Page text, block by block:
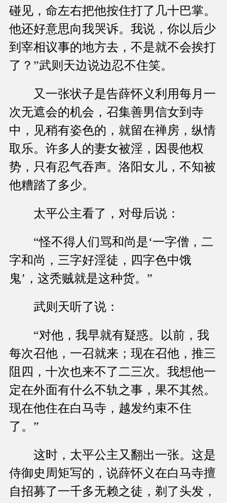
碰见，命左右把他按住打了几十巴掌。
他还好意思向我哭诉。我说，你以后少
到宰相议事的地方去，不是就不会挨打
了？”武则天边说边忍不住笑。
又一张状子是告薛怀义利用每月一
次无遮会的机会，召集善男信女到寺
中，见稍有姿色的，就留在禅房，纵情
取乐。许多人的妻女被淫，因畏他权
势，只有忍气吞声。洛阳女儿，不知被
他糟踏了多少。
太平公主看了，对母后说：
“怪不得人们骂和尚是‘一字僧，二
字和尚，三字好淫徒，四字色中饿
鬼’，这秃贼就是这种货。”
武则天听了说：
“对他，我早就有疑惑。以前，我
每次召他，一召就来；现在召他，推三
阻四，十次也来不了二三次。我想他一
定在外面有什么不轨之事，果不其然。
现在他住在白马寺，越发约束不住
了。”
这时，太平公主又翻出一张。这是
侍御史周矩写的，说薛怀义在白马寺擅
自招募了一千多无赖之徒，剃了头发，